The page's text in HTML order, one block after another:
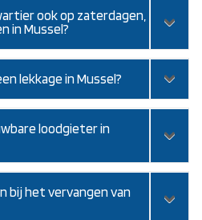
ook op zaterdagen,
in Mussel?
lekkage in Mussel?
loodgieter in
bij het vervangen van